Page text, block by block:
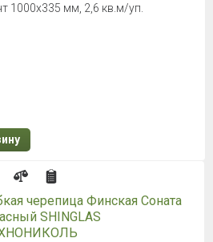
1000х335 мм, 2,6 кв.м/уп.
черепица Финская Соната
SHINGLAS